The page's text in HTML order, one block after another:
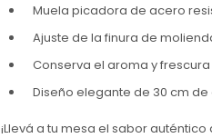
Muela picadora de acero
Ajuste de la finura de
Conserva el aroma y
Diseño elegante de 30 cm de
¡Llevá a tu mesa el sabor